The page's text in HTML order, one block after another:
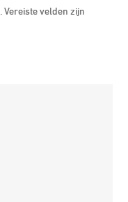
Vereiste velden zijn